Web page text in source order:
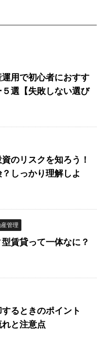
用で初心者におすす
選【失敗しない選び
のリスクを知ろう！
？しっかり理解しよ
管理
賃貸って一体なに？
るときのポイント
と注意点